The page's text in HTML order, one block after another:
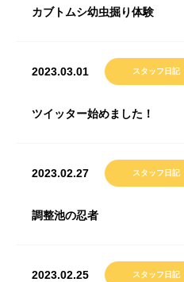
カブトムシ幼虫掘り体験
2023.03.01 スタッフ日記
ツイッター始めました！
2023.02.27 スタッフ日記
調整池の忍者
2023.02.25 スタッフ日記